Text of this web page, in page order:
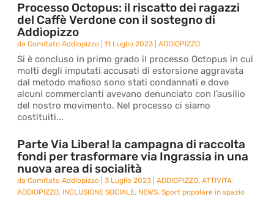
Processo Octopus: il riscatto dei ragazzi
del Caffè Verdone con il sostegno di
Addiopizzo
daComitato Addiopizzo |11 Luglio 2023 |ADDIOPIZZO
Si è concluso in primo grado il processo Octopus in cui
molti degli imputati accusati di estorsione aggravata
dal metodo mafioso sono stati condannati e dove
alcuni commercianti avevano denunciato con l’ausilio
del nostro movimento. Nel processo ci siamo
costituiti...
Parte Via Libera! la campagna di raccolta
fondi per trasformare via Ingrassia in una
nuova area di socialità
daComitato Addiopizzo |3 Luglio 2023 |ADDIOPIZZO,ATTIVITA'
ADDIOPIZZO, INCLUSIONE SOCIALE, NEWS,Sport popolare in spazio